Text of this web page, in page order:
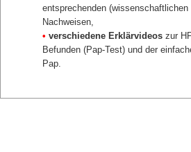
entsprechenden
Nachweisen,
• verschiedene Erklärvideos zur
Befunden (Pap-Test) und der
Pap.